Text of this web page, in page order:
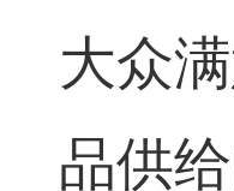
大众
品供